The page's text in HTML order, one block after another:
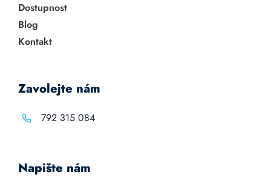
Dostupnost
Blog
Kontakt
Zavolejte nám
792 315 084
Napište nám